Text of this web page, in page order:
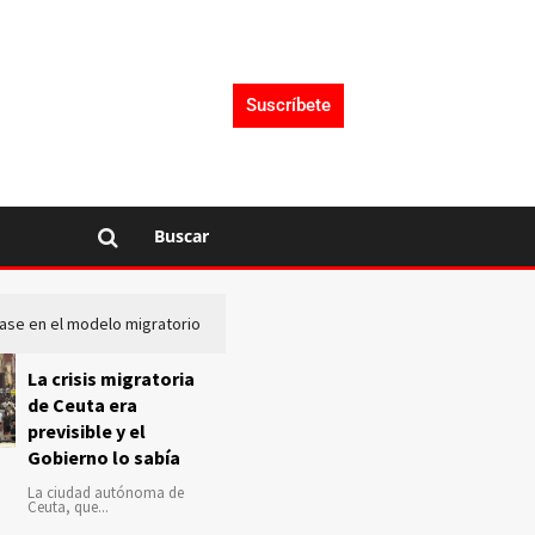
Suscríbete
Buscar
en el modelo migratorio
La crisis migratoria
de Ceuta era
previsible y el
Gobierno lo sabía
La ciudad autónoma de
Ceuta, que...